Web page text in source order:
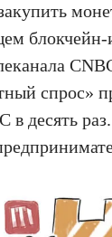
спрос»
в десять